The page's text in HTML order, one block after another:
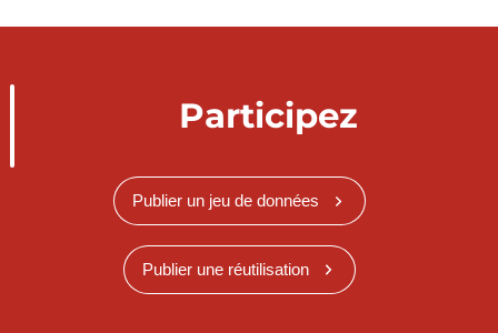
Participez
Publier un jeu de données
Publier une réutilisation